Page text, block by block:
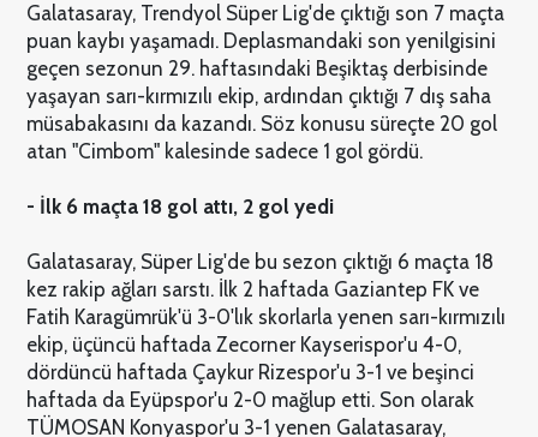
Galatasaray, Trendyol Süper Lig'de çıktığı son 7 maçta
puan kaybı yaşamadı. Deplasmandaki son yenilgisini
geçen sezonun 29. haftasındaki Beşiktaş derbisinde
yaşayan sarı-kırmızılı ekip, ardından çıktığı 7 dış saha
müsabakasını da kazandı. Söz konusu süreçte 20 gol
atan "Cimbom" kalesinde sadece 1 gol gördü.
- İlk 6 maçta 18 gol attı, 2 gol yedi
Galatasaray, Süper Lig'de bu sezon çıktığı 6 maçta 18
kez rakip ağları sarstı. İlk 2 haftada Gaziantep FK ve
Fatih Karagümrük'ü 3-0'lık skorlarla yenen sarı-kırmızılı
ekip, üçüncü haftada Zecorner Kayserispor'u 4-0,
dördüncü haftada Çaykur Rizespor'u 3-1 ve beşinci
haftada da Eyüpspor'u 2-0 mağlup etti. Son olarak
TÜMOSAN Konyaspor'u 3-1 yenen Galatasaray,